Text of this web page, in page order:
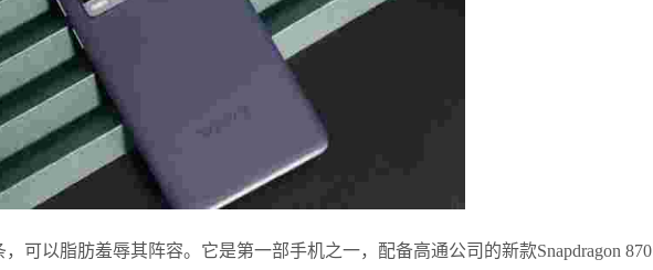
，可以脂肪羞辱其阵容。它是第一部手机之一，配备高通公司的新款Snapdragon 870